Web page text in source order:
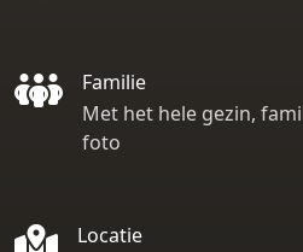
Familie
Met het hele gezin,
foto
Locatie